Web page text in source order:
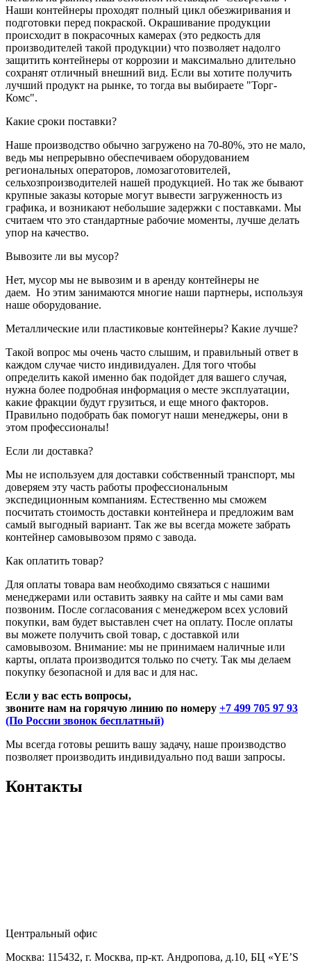
Наши контейнеры проходят полный цикл обезжиривания и
подготовки перед покраской. Окрашивание продукции
происходит в покрасочных камерах (это редкость для
производителей такой продукции) что позволяет надолго
защитить контейнеры от коррозии и максимально длительно
сохранят отличный внешний вид. Если вы хотите получить
лучший продукт на рынке, то тогда вы выбираете "Торг-
Комс".
Какие сроки поставки?
Наше производство обычно загружено на 70-80%, это не мало,
ведь мы непрерывно обеспечиваем оборудованием
региональных операторов, ломозаготовителей,
сельхозпроизводителей нашей продукцией. Но так же бывают
крупные заказы которые могут вывести загруженность из
графика, и возникают небольшие задержки с поставками. Мы
считаем что это стандартные рабочие моменты, лучше делать
упор на качество.
Вывозите ли вы мусор?
Нет, мусор мы не вывозим и в аренду контейнеры не
даем. Но этим занимаются многие наши партнеры, используя
наше оборудование.
Металлические или пластиковые контейнеры? Какие лучше?
Такой вопрос мы очень часто слышим, и правильный ответ в
каждом случае чисто индивидуален. Для того чтобы
определить какой именно бак подойдет для вашего случая,
нужна более подробная информация о месте эксплуатации,
какие фракции будут грузиться, и еще много факторов.
Правильно подобрать бак помогут наши менеджеры, они в
этом профессионалы!
Если ли доставка?
Мы не используем для доставки собственный транспорт, мы
доверяем эту часть работы профессиональным
экспедиционным компаниям. Естественно мы сможем
посчитать стоимость доставки контейнера и предложим вам
самый выгодный вариант. Так же вы всегда можете забрать
контейнер самовывозом прямо с завода.
Как оплатить товар?
Для оплаты товара вам необходимо связаться с нашими
менеджерами или оставить заявку на сайте и мы сами вам
позвоним. После согласования с менеджером всех условий
покупки, вам будет выставлен счет на оплату. После оплаты
вы можете получить свой товар, с доставкой или
самовывозом. Внимание: мы не принимаем наличные или
карты, оплата производится только по счету. Так мы делаем
покупку безопасной и для вас и для нас.
Если у вас есть вопросы,
звоните нам на горячую линию по номеру +7 499 705 97 93
(По России звонок бесплатный)
Мы всегда готовы решить вашу задачу, наше производство
позволяет производить индивидуально под ваши запросы.
Контакты
Центральный офис
Москва: 115432, г. Москва, пр-кт. Андропова, д.10, БЦ «YE’S